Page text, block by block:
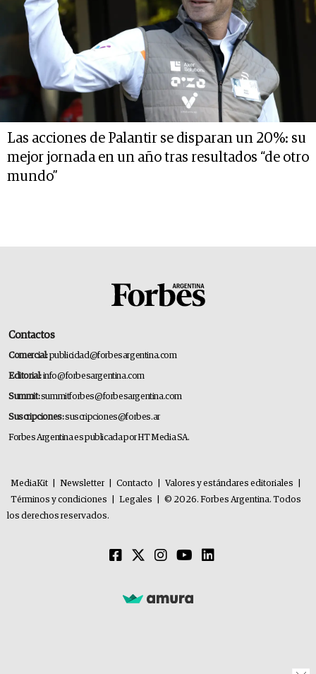
Las acciones de Palantir se disparan un 20%: su
mejor jornada en un año tras resultados “de otro
mundo”
Contactos
Comercial:publicidad@forbesargentina.com
Editorial:info@forbesargentina.com
Summit:summitforbes@forbesargentina.com
Suscripciones:suscripciones@forbes.ar
Forbes Argentina es publicada por HT Media SA.
MediaKit Newsletter Contacto Valores y estándares editoriales
Términos y condiciones
Legales
© 2026. Forbes Argentina. Todos
los derechos reservados.